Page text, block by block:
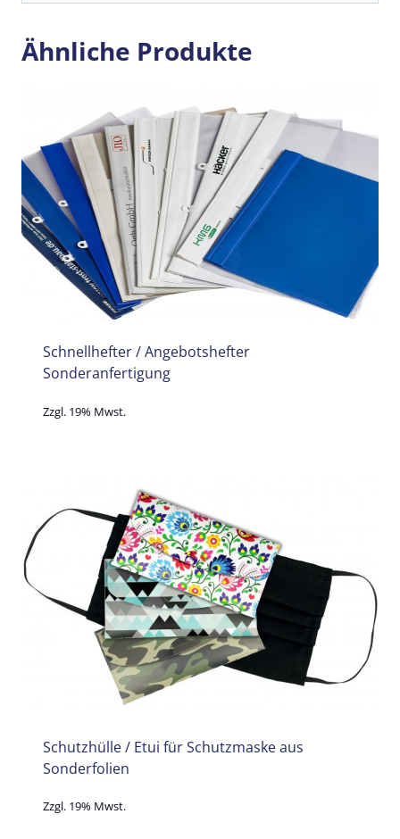
Ähnliche Produkte
Schnellhefter / Angebotshefter
Sonderanfertigung
Zzgl. 19% Mwst.
Schutzhülle / Etui für Schutzmaske aus
Sonderfolien
Zzgl. 19% Mwst.